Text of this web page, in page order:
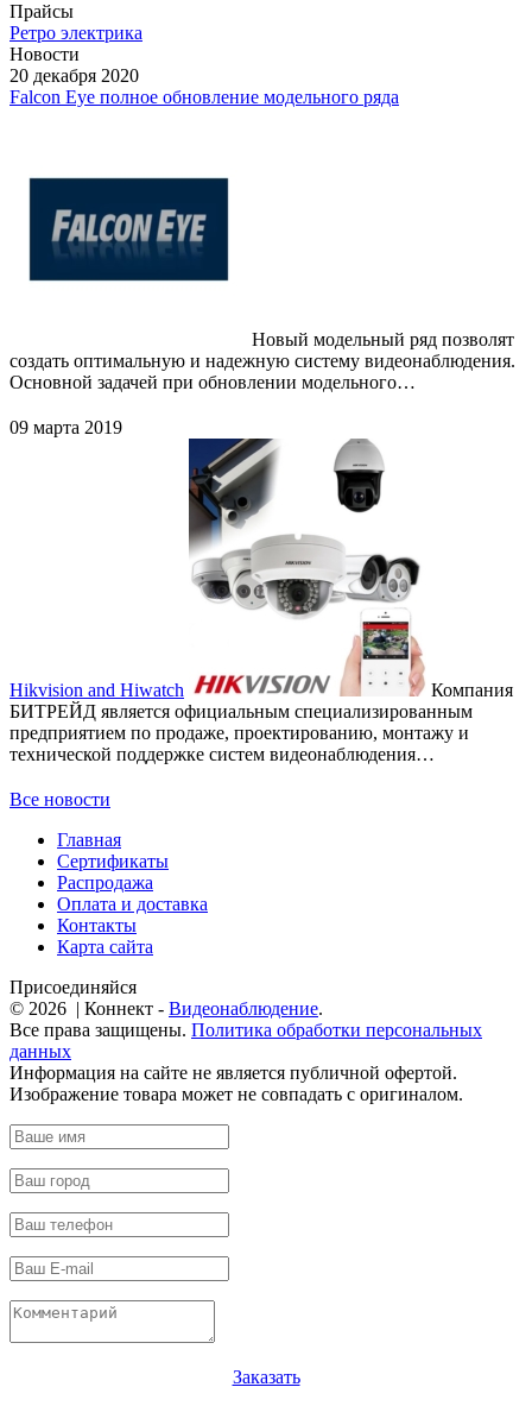
Прайсы
Ретро электрика
Новости
20 декабря 2020
Falcon Eye полное обновление модельного ряда
Новый модельный ряд позволят
создать оптимальную и надежную систему видеонаблюдения.
Основной задачей при обновлении модельного…
09 марта 2019
Hikvision and Hiwatch
Компания
БИТРЕЙД является официальным специализированным
предприятием по продаже, проектированию, монтажу и
технической поддержке систем видеонаблюдения…
Все новости
Главная
Сертификаты
Распродажа
Оплата и доставка
Контакты
Карта сайта
Присоединяйся
© 2026 | Коннект - Видеонаблюдение.
Все права защищены. Политика обработки персональных
данных
Информация на сайте не является публичной офертой.
Изображение товара может не совпадать с оригиналом.
Заказать